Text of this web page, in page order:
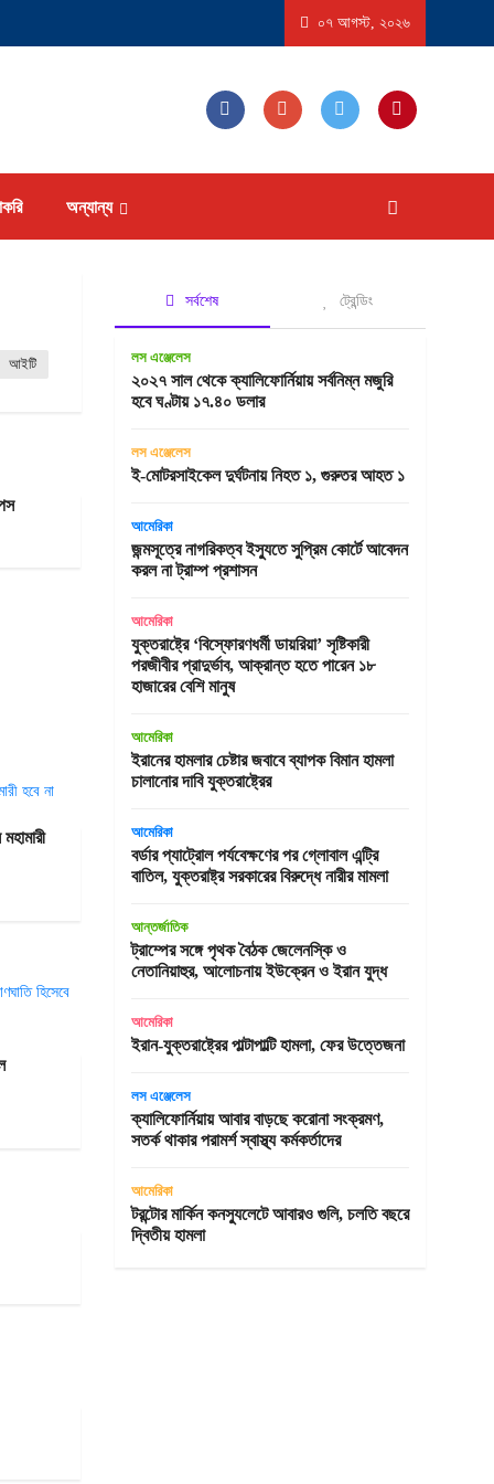
‘বিস্ফোরণধর্মী ডায়রিয়া’ সৃষ্টিকারী পরজীবীর প্রাদুর্ভাব, আক্রান্ত হতে পারেন ১৮ হাজারের
০৭ আগস্ট, ২০২৬
অন্যান্য
আইটি
সর্বশেষ ট্রেন্ডিং
লস এঞ্জেলেস
২০২৭ সাল থেকে ক্যালিফোর্নিয়ায় সর্বনিম্ন মজুরি
হবে ঘণ্টায় ১৭.৪০ ডলার
লস এঞ্জেলেস
ই-মোটরসাইকেল দুর্ঘটনায় নিহত ১, গুরুতর আহত ১
আমেরিকা
জন্মসূত্রে নাগরিকত্ব ইস্যুতে সুপ্রিম কোর্টে আবেদন
করল না ট্রাম্প প্রশাসন
আমেরিকা
যুক্তরাষ্ট্রে ‘বিস্ফোরণধর্মী ডায়রিয়া’ সৃষ্টিকারী
পরজীবীর প্রাদুর্ভাব, আক্রান্ত হতে পারেন ১৮
হাজারের বেশি মানুষ
আমেরিকা
ইরানের হামলার চেষ্টার জবাবে ব্যাপক বিমান হামলা
চালানোর দাবি যুক্তরাষ্ট্রের
আমেরিকা
বর্ডার প্যাট্রোল পর্যবেক্ষণের পর গ্লোবাল এন্ট্রি
বাতিল, যুক্তরাষ্ট্র সরকারের বিরুদ্ধে নারীর মামলা
আন্তর্জাতিক
ট্রাম্পের সঙ্গে পৃথক বৈঠক জেলেনস্কি ও
নেতানিয়াহুর, আলোচনায় ইউক্রেন ও ইরান যুদ্ধ
আমেরিকা
ইরান-যুক্তরাষ্ট্রের পাল্টাপাল্টি হামলা, ফের উত্তেজনা
লস এঞ্জেলেস
ক্যালিফোর্নিয়ায় আবার বাড়ছে করোনা সংক্রমণ,
সতর্ক থাকার পরামর্শ স্বাস্থ্য কর্মকর্তাদের
আমেরিকা
টরন্টোর মার্কিন কনস্যুলেটে আবারও গুলি, চলতি বছরে
দ্বিতীয় হামলা